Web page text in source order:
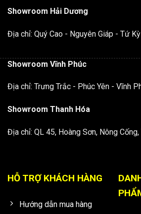
Showroom Hải Dương
Địa chỉ: Quý Cao - Nguyên Giáp - Tứ
Showroom Vĩnh Phúc
Địa chỉ: Trưng Trắc - Phúc Yên - Vĩnh
Showroom Thanh Hóa
Địa chỉ: QL 45, Hoàng Sơn, Nông Cống,
HỖ TRỢ KHÁCH HÀNG
Hướng dẫn mua hàng